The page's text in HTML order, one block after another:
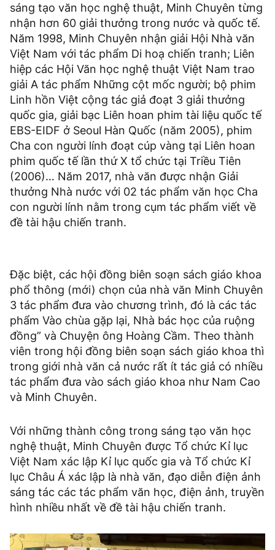
sáng tạo văn học nghệ thuật, Minh Chuyên từng
nhận hơn 60 giải thưởng trong nước và quốc tế.
Năm 1998, Minh Chuyên nhận giải Hội Nhà văn
Việt Nam với tác phẩm Di hoạ chiến tranh; Liên
hiệp các Hội Văn học nghệ thuật Việt Nam trao
giải A tác phẩm Những cột mốc người; bộ phim
Linh hồn Việt cộng tác giả đoạt 3 giải thưởng
quốc gia, giải bạc Liên hoan phim tài liệu quốc tế
EBS-EIDF ở Seoul Hàn Quốc (năm 2005), phim
Cha con người lính đoạt cúp vàng tại Liên hoan
phim quốc tế lần thứ X tổ chức tại Triều Tiên
(2006)… Năm 2017, nhà văn được nhận Giải
thưởng Nhà nước với 02 tác phẩm văn học Cha
con người lính nằm trong cụm tác phẩm viết về
đề tài hậu chiến tranh.
Đặc biệt, các hội đồng biên soạn sách giáo khoa
phổ thông (mới) chọn của nhà văn Minh Chuyên
3 tác phẩm đưa vào chương trình, đó là các tác
phẩm Vào chùa gặp lại, Nhà bác học của ruộng
đồng” và Chuyện ông Hoàng Cầm. Theo thành
viên trong hội đồng biên soạn sách giáo khoa thì
trong giới nhà văn cả nước rất ít tác giả có nhiều
tác phẩm đưa vào sách giáo khoa như Nam Cao
và Minh Chuyên.
Với những thành công trong sáng tạo văn học
nghệ thuật, Minh Chuyên được Tổ chức Kỉ lục
Việt Nam xác lập Kỉ lục quốc gia và Tổ chức Kỉ
lục Châu Á xác lập là nhà văn, đạo diễn điện ảnh
sáng tác các tác phẩm văn học, điện ảnh, truyền
hình nhiều nhất về đề tài hậu chiến tranh.